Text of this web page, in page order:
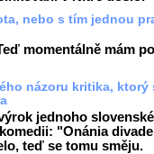
nebo s tím jednou
momentálně mám
názoru kritika, ktorý
jednoho
"Onánia
teď se tomu směju.